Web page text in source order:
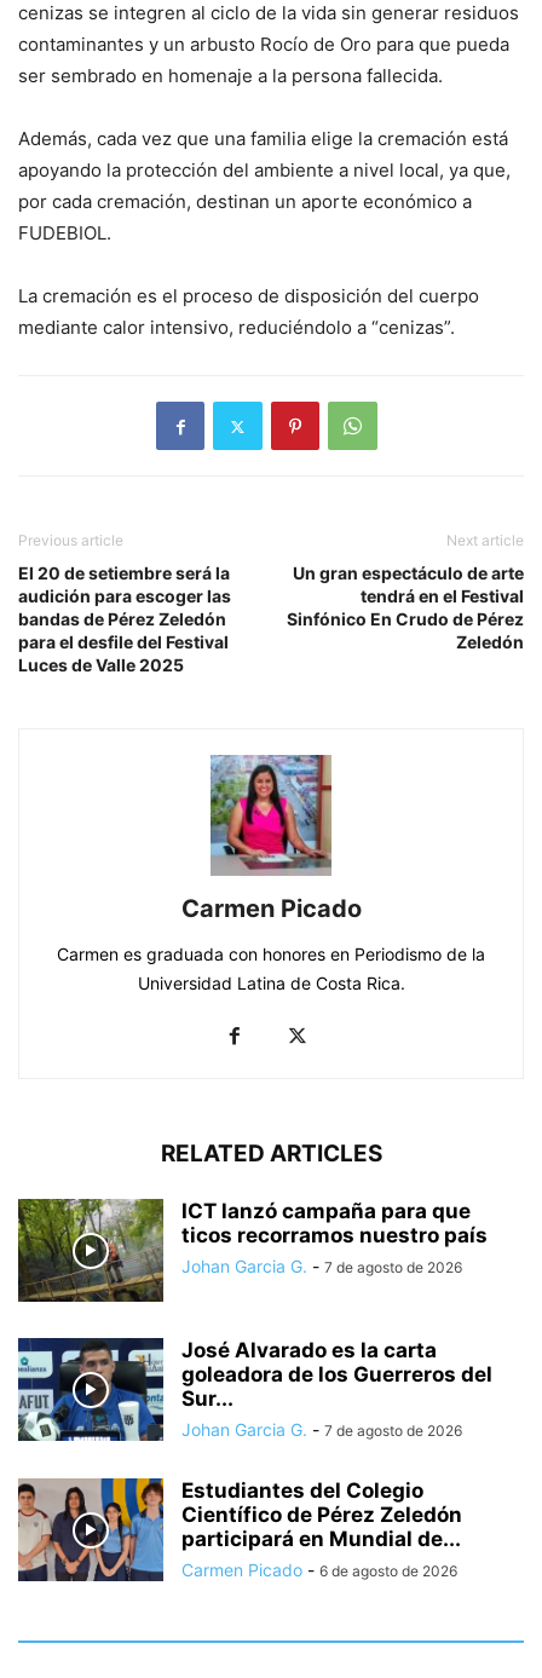
cenizas se integren al ciclo de la vida sin generar residuos
contaminantes y un arbusto Rocío de Oro para que pueda
ser sembrado en homenaje a la persona fallecida.
Además, cada vez que una familia elige la cremación está
apoyando la protección del ambiente a nivel local, ya que,
por cada cremación, destinan un aporte económico a
FUDEBIOL.
La cremación es el proceso de disposición del cuerpo
mediante calor intensivo, reduciéndolo a “cenizas”.
Previous article
El 20 de setiembre será la
audición para escoger las
bandas de Pérez Zeledón
para el desfile del Festival
Luces de Valle 2025
Next article
Un gran espectáculo de arte
tendrá en el Festival
Sinfónico En Crudo de Pérez
Zeledón
Carmen Picado
Carmen es graduada con honores en Periodismo de la
Universidad Latina de Costa Rica.
RELATED ARTICLES
ICT lanzó campaña para que
ticos recorramos nuestro país
Johan Garcia G. - 7 de agosto de 2026
José Alvarado es la carta
goleadora de los Guerreros del
Sur...
Johan Garcia G. - 7 de agosto de 2026
Estudiantes del Colegio
Científico de Pérez Zeledón
participará en Mundial de...
Carmen Picado - 6 de agosto de 2026